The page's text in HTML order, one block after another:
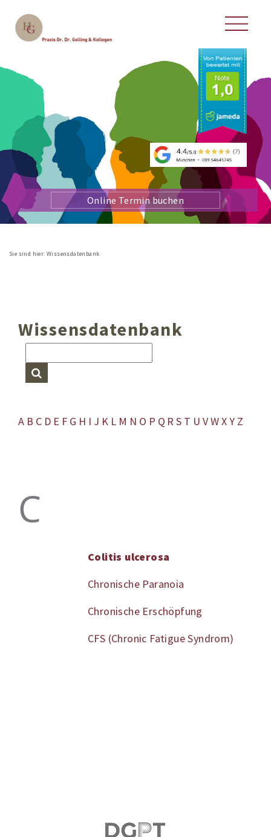
Online Termin buchen
Sie sind hier:Wissensdatenbank
Wissensdatenbank
A B C D E F G H I J K L M N O P Q R S T U VWXY Z
C
Colitis ulcerosa
Chronische Paranoia
Chronische Erschöpfung
CFS (Chronic Fatigue Syndrom)